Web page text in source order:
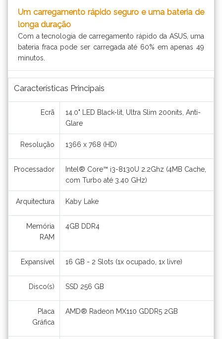
Um carregamento rápido seguro e uma bateria de
longa duração
Com a tecnologia de carregamento rápido da ASUS, uma
bateria fraca pode ser carregada até 60% em apenas 49
minutos.
Características Principais
Ecrã
14.0" LED Black-lit, Ultra Slim 200nits, Anti-
Glare
Resolução 1366 x 768 (HD)
Processador
Intel® Core™ i3-8130U 2.2Ghz (4MB Cache,
com Turbo até 3.40 GHz)
Arquitectura Kaby Lake
Memória
RAM
4GB DDR4
Expansível 16 GB - 2 Slots (1x ocupado, 1x livre)
Disco(s) SSD 256 GB
Placa
Gráfica
AMD® Radeon MX110 GDDR5 2GB